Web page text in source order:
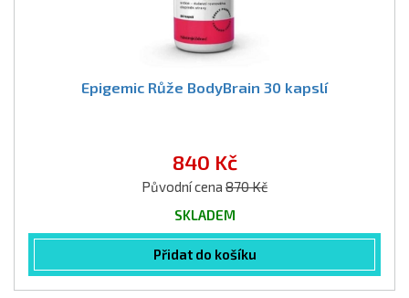
Epigemic Růže BodyBrain 30 kapslí
840 Kč
Původní cena 870 Kč
SKLADEM
Přidat do košíku